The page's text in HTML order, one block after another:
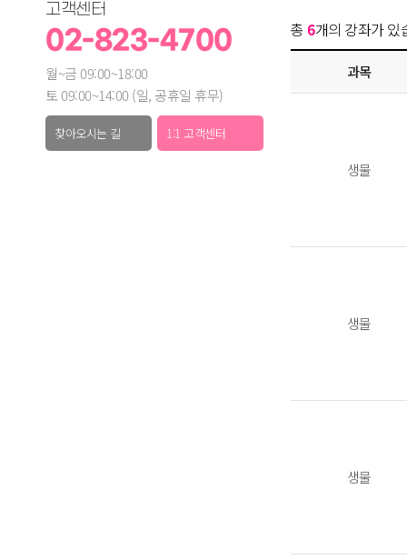
고객센터
02-823-4700
월~금 09:00~18:00
토 09:00~14:00 (일, 공휴일 휴무)
찾아오시는 길 1:1 고객센터
총 6개의 강좌가 있
과목
생물
생물
생물